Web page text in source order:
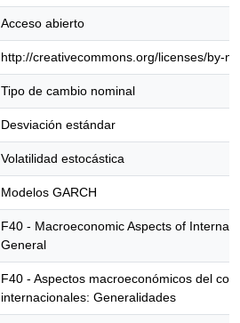
Acceso abierto
http://creativecommons.org/licenses/by-
Tipo de cambio nominal
Desviación estándar
Volatilidad estocástica
Modelos GARCH
F40 - Macroeconomic Aspects of
General
F40 - Aspectos macroeconómicos del
internacionales: Generalidades